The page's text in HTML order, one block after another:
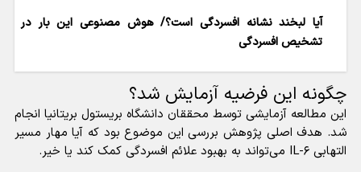
آیا لبخند نشانه افسردگی است؟/ هوش مصنوعی این بار در
تشخیص افسردگی
چگونه این فرضیه آزمایش شد؟
این مطالعه آزمایشی توسط محققان دانشگاه بریستول بریتانیا انجام
شد. هدف اصلی پژوهش بررسی این موضوع بود که آیا مهار مسیر
التهابی IL-۶ می‌تواند به بهبود علائم افسردگی کمک کند یا خیر.